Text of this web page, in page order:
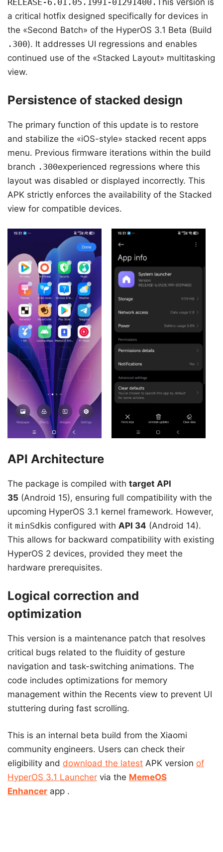
a critical hotfix designed specifically for devices in
the «Second Batch» of the HyperOS 3.1 Beta (Build
.300). It addresses UI regressions and enables
continued use of the «Stacked Layout» multitasking
view.
Persistence of stacked design
The primary function of this update is to restore
and stabilize the «iOS-style» stacked recent apps
menu. Previous firmware iterations within the build
branch .300experienced regressions where this
layout was disabled or displayed incorrectly. This
APK strictly enforces the availability of the Stacked
view for compatible devices.
API Architecture
The package is compiled with target API
35 (Android 15), ensuring full compatibility with the
upcoming HyperOS 3.1 kernel framework. However,
it minSdkis configured with API 34 (Android 14).
This allows for backward compatibility with existing
HyperOS 2 devices, provided they meet the
hardware prerequisites.
Logical correction and
optimization
This version is a maintenance patch that resolves
critical bugs related to the fluidity of gesture
navigation and task-switching animations. The
code includes optimizations for memory
management within the Recents view to prevent UI
stuttering during fast scrolling.
This is an internal beta build from the Xiaomi
community engineers. Users can check their
eligibility and download the latest APK version of
HyperOS 3.1 Launcher via the MemeOS
Enhancer app .